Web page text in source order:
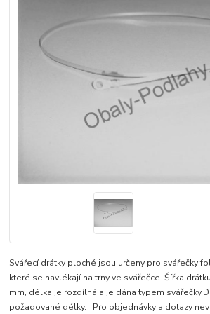
Svářecí drátky ploché jsou určeny pro svářečky
které se navlékají na trny ve svářečce. Šířka
mm, délka je rozdílná a je dána typem
požadované délky. Pro objednávky a dotazy